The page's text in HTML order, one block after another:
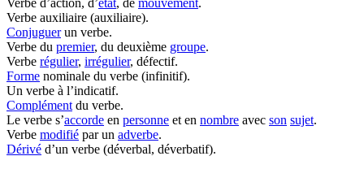
Verbe d’action, d’état, de mouvement.
Verbe auxiliaire (auxiliaire).
Conjuguerun verbe.
Verbe du premier, du deuxième groupe.
Verbe régulier, irrégulier, défectif.
Forme nominale du verbe (infinitif).
Un verbe à l’indicatif.
Complément du verbe.
Le verbe s’accorde en personne et en nombre avec son sujet.
Verbe modifié par un adverbe.
Dérivé d’un verbe (déverbal, déverbatif).